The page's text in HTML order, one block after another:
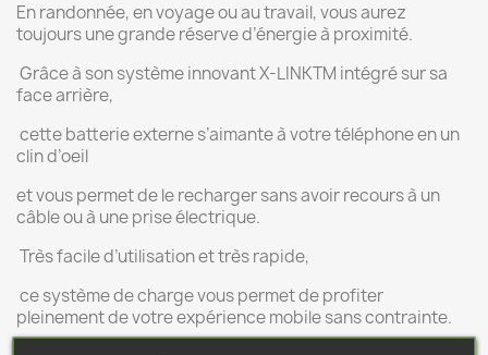
En randonnée, en voyage ou au travail, vous aurez
toujours une grande réserve d’énergie à proximité.
Grâce à son système innovant X-LINKTM intégré sur sa
face arrière,
cette batterie externe s’aimante à votre téléphone en un
clin d’oeil
et vous permet de le recharger sans avoir recours à un
câble ou à une prise électrique.
Très facile d’utilisation et très rapide,
ce système de charge vous permet de profiter
pleinement de votre expérience mobile sans contrainte.